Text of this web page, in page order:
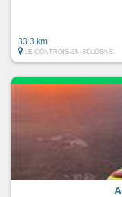
33.3 km
LE CONTROIS-EN-SOLOGNE